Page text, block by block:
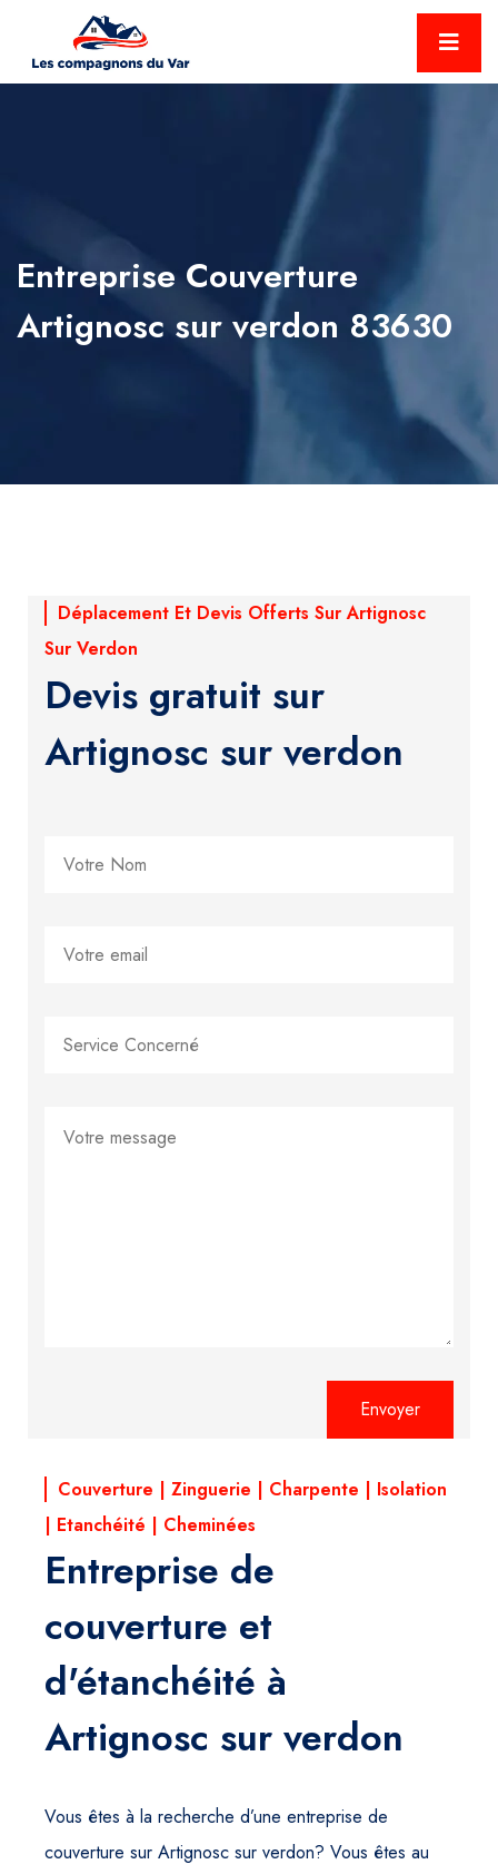
Entreprise Couverture
Artignosc sur verdon 83630
Déplacement Et Devis Offerts Sur Artignosc
Sur Verdon
Devis gratuit sur
Artignosc sur verdon
Couverture | Zinguerie | Charpente | Isolation
| Etanchéité | Cheminées
Entreprise de
couverture et
d'étanchéité à
Artignosc sur verdon
Vous êtes à la recherche d’une entreprise de
couverture sur Artignosc sur verdon? Vous êtes au